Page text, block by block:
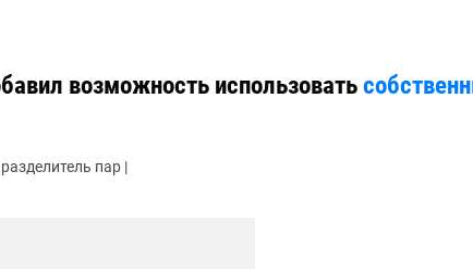
возможность использовать
пар |